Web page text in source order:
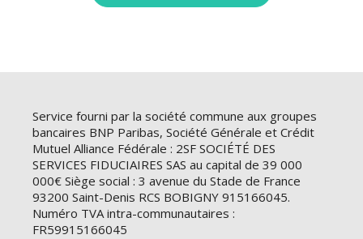
Service fourni par la société commune aux groupes
bancaires BNP Paribas, Société Générale et Crédit
Mutuel Alliance Fédérale : 2SF SOCIÉTÉ DES
SERVICES FIDUCIAIRES SAS au capital de 39 000
000€ Siège social : 3 avenue du Stade de France
93200 Saint-Denis RCS BOBIGNY 915166045.
Numéro TVA intra-communautaires :
FR59915166045